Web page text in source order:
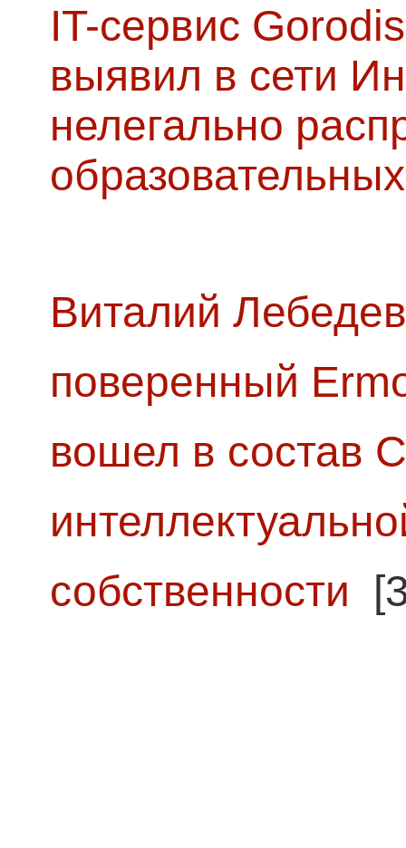
IT-сервис
выявил в сети
нелегально
Виталий
поверенный
вошел в состав
собственности